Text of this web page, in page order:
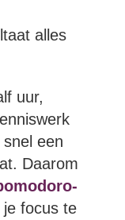
alles
uur,
een
Daarom
focus te